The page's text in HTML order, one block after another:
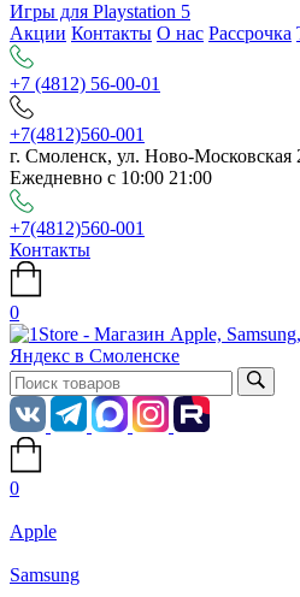
Игры для Playstation 5
Акции Контакты О нас Рассрочка
+7 (4812) 56-00-01
+7(4812)560-001
г. Смоленск, ул. Ново-
Ежедневно с 10:00 21:00
+7(4812)560-001
Контакты
0
0
Apple
Samsung